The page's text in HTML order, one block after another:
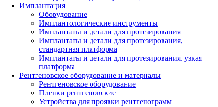
Имплантация
Оборудование
Имплантологические инструменты
Имплантаты и детали для протезирования
Имплантаты и детали для протезирования,
стандартная платформа
Имплантаты и детали для протезирования, узкая
платформа
Рентгеновское оборудование и материалы
Рентгеновское оборудование
Пленки рентгеновские
Устройства для проявки рентгенограмм